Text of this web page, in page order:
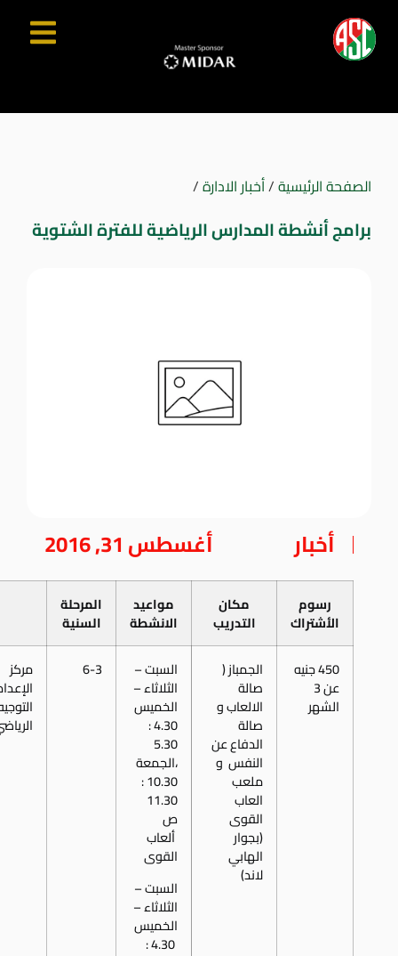
الصفحة الرئيسية/أخبار الادارة/
برامج أنشطة المدارس الرياضية للفترة الشتوية
أخبار أغسطس 31, 2016
رسوم
الأشتراك
مكان
التدريب
مواعيد
الانشطة
المرحلة
السنية
450 جنيه
عن 3
الشهر
الجمباز (
صالة
الالعاب و
صالة
الدفاع عن
النفس و
ملعب
العاب
القوى
(بجوار
الهابي
لاند)
السبت –
الثلاثاء –
الخميس
4.30 :
5.30
،الجمعة
10.30 :
11.30
ص
ألعاب
القوى
السبت –
الثلاثاء –
الخميس
4.30 :
6-3 مركز